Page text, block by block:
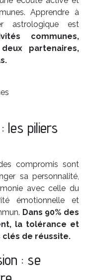
Apprendre à
astrologique est
communes,
partenaires,
les piliers
compromis sont
sa personnalité,
avec celle du
émotionnelle et
Dans 90% des
la tolérance et
de réussite.
: se